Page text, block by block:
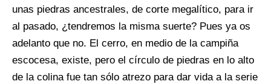
unas piedras ancestrales, de corte megalítico, para ir
al pasado, ¿tendremos la misma suerte? Pues ya os
adelanto que no. El cerro, en medio de la campiña
escocesa, existe, pero el círculo de piedras en lo alto
de la colina fue tan sólo atrezo para dar vida a la serie